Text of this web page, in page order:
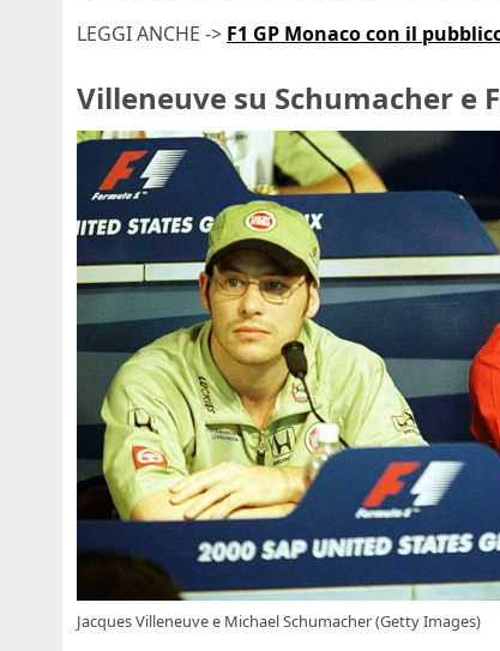
LEGGI ANCHE -> F1 GP Monaco con il
Villeneuve su Schumacher e
Jacques Villeneuve e Michael Schumacher (Getty Images)